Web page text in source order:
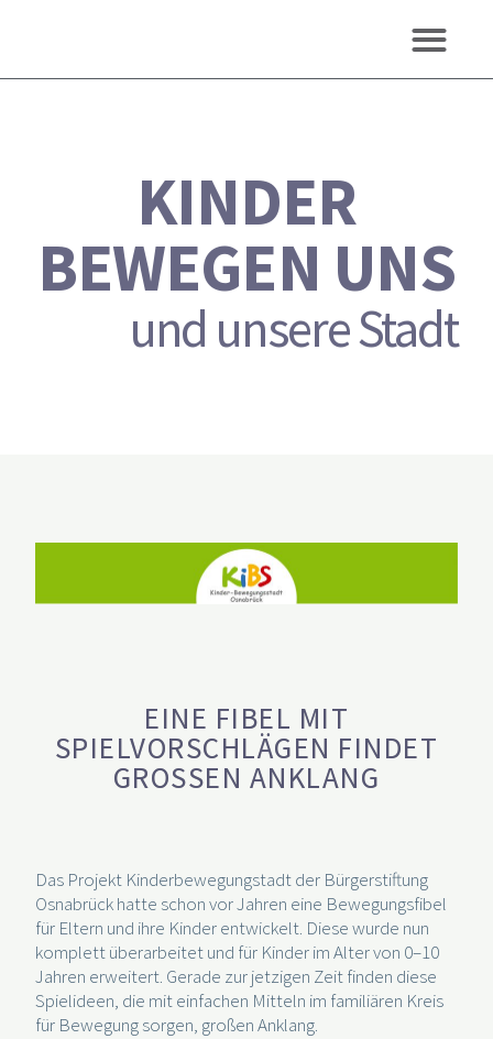
KINDER
BEWEGEN UNS
und unsere Stadt
EINE FIBEL MIT
SPIELVORSCHLÄGEN FINDET
GROSSEN ANKLANG
Das Projekt Kinderbewegungstadt der Bürgerstiftung
Osnabrück hatte schon vor Jahren eine Bewegungsfibel
für Eltern und ihre Kinder entwickelt. Diese wurde nun
komplett überarbeitet und für Kinder im Alter von 0–10
Jahren erweitert. Gerade zur jetzigen Zeit finden diese
Spielideen, die mit einfachen Mitteln im familiären Kreis
für Bewegung sorgen, großen Anklang.